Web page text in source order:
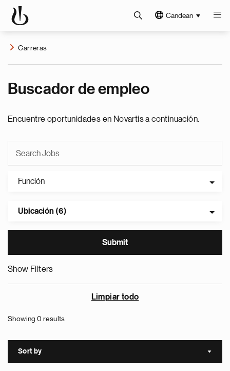
Candean
Carreras
Buscador de empleo
Encuentre oportunidades en Novartis a continuación.
Función
Ubicación (6)
Show Filters
Limpiar todo
Showing 0 results
Sort by Sort